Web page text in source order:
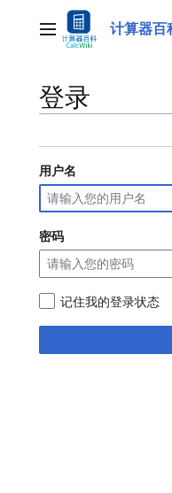
主菜单 计算器百
登录
用户名
密码
记住我的登录状态